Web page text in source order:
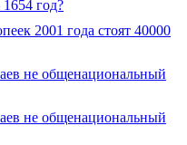
год?
2001 года стоят 40000
не общенациональный
не общенациональный